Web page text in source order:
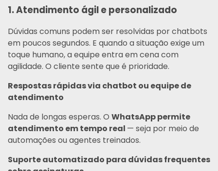
1. Atendimento ágil e personalizado
Dúvidas comuns podem ser resolvidas por chatbots
em poucos segundos. E quando a situação exige um
toque humano, a equipe entra em cena com
agilidade. O cliente sente que é prioridade.
Respostas rápidas via chatbot ou equipe de
atendimento
Nada de longas esperas. O WhatsApp permite
atendimento em tempo real — seja por meio de
automações ou agentes treinados.
Suporte automatizado para dúvidas frequentes